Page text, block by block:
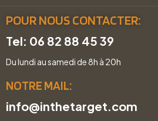
POUR NOUS CONTACTER:
Tel: 06 82 88 45 39
Du lundi au samedi de 8h à 20h
NOTRE MAIL:
info@inthetarget.com